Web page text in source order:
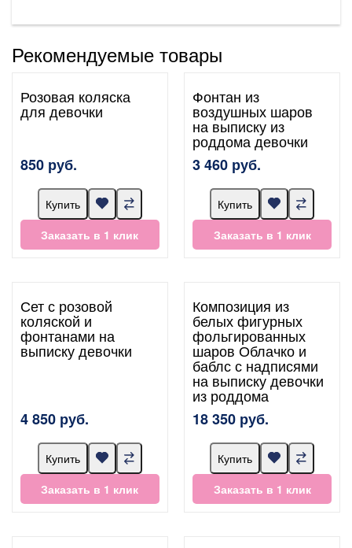
Рекомендуемые товары
Розовая коляска
для девочки
850 руб.
Купить
Заказать в 1 клик
Фонтан из
воздушных шаров
на выписку из
роддома девочки
3 460 руб.
Купить
Заказать в 1 клик
Сет с розовой
коляской и
фонтанами на
выписку девочки
4 850 руб.
Купить
Заказать в 1 клик
Композиция из
белых фигурных
фольгированных
шаров Облачко и
баблс с надписями
на выписку девочки
из роддома
18 350 руб.
Купить
Заказать в 1 клик